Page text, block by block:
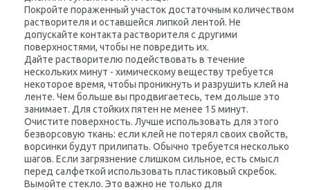
Покройте пораженный участок достаточным количеством
растворителя и оставшейся липкой лентой. Не
допускайте контакта растворителя с другими
поверхностями, чтобы не повредить их.
Дайте растворителю подействовать в течение
нескольких минут - химическому веществу требуется
некоторое время, чтобы проникнуть и разрушить клей на
ленте. Чем больше вы продвигаетесь, тем дольше это
занимает. Для стойких пятен не менее 15 минут.
Очистите поверхность. Лучше использовать для этого
безворсовую ткань: если клей не потерял своих свойств,
ворсинки будут прилипать. Обычно требуется несколько
шагов. Если загрязнение слишком сильное, есть смысл
перед салфеткой использовать пластиковый скребок.
Вымойте стекло. Это важно не только для